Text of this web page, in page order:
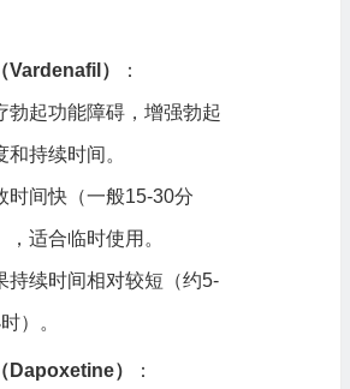
Vardenafil） ：
勃起功能障碍，增强勃起
和持续时间。
时间快（一般15-30分
，适合临时使用。
持续时间相对较短（约5-
）。
Dapoxetine） ：